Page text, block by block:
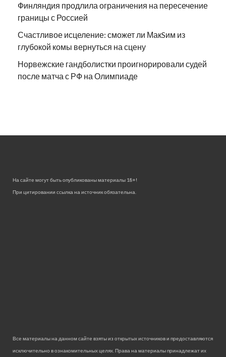
Финляндия продлила ограничения на пересечение
границы с Россией
Счастливое исцеление: сможет ли МакSим из
глубокой комы вернуться на сцену
Норвежские гандболистки проигнорировали судей
после матча с РФ на Олимпиаде
На сайте могут быть опубликованы материалы 18+!
При цитировании ссылка на источник обязательна.
Все материалы на данном сайте взяты из открытых источников и предоставляются
исключительно в ознакомительных целях. Права на материалы принадлежат их